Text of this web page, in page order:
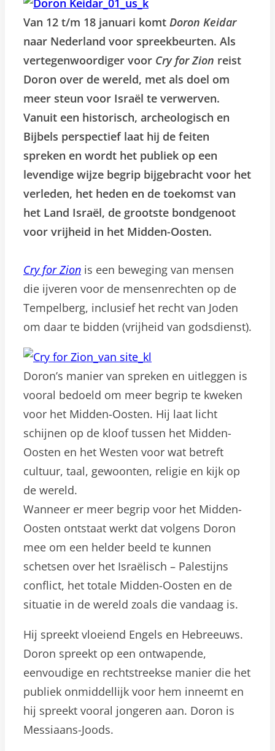
Van 12 t/m 18 januari komt Doron Keidar
naar Nederland voor spreekbeurten. Als
vertegenwoordiger voor Cry for Zion reist
Doron over de wereld, met als doel om
meer steun voor Israël te verwerven.
Vanuit een historisch, archeologisch en
Bijbels perspectief laat hij de feiten
spreken en wordt het publiek op een
levendige wijze begrip bijgebracht voor het
verleden, het heden en de toekomst van
het Land Israël, de grootste bondgenoot
voor vrijheid in het Midden-Oosten.
Cry for Zion is een beweging van mensen
die ijveren voor de mensenrechten op de
Tempelberg, inclusief het recht van Joden
om daar te bidden (vrijheid van godsdienst).
Doron’s manier van spreken en uitleggen is
vooral bedoeld om meer begrip te kweken
voor het Midden-Oosten. Hij laat licht
schijnen op de kloof tussen het Midden-
Oosten en het Westen voor wat betreft
cultuur, taal, gewoonten, religie en kijk op
de wereld.
Wanneer er meer begrip voor het Midden-
Oosten ontstaat werkt dat volgens Doron
mee om een helder beeld te kunnen
schetsen over het Israëlisch – Palestijns
conflict, het totale Midden-Oosten en de
situatie in de wereld zoals die vandaag is.
Hij spreekt vloeiend Engels en Hebreeuws.
Doron spreekt op een ontwapende,
eenvoudige en rechtstreekse manier die het
publiek onmiddellijk voor hem inneemt en
hij spreekt vooral jongeren aan. Doron is
Messiaans-Joods.